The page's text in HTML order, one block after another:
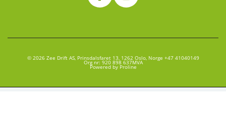
© 2026 Zee Drift AS, Prinsdalsfaret 13, 1262 Oslo, Norge +47 41040149
Org nr: 920 898 637MVA
Powered by Proline